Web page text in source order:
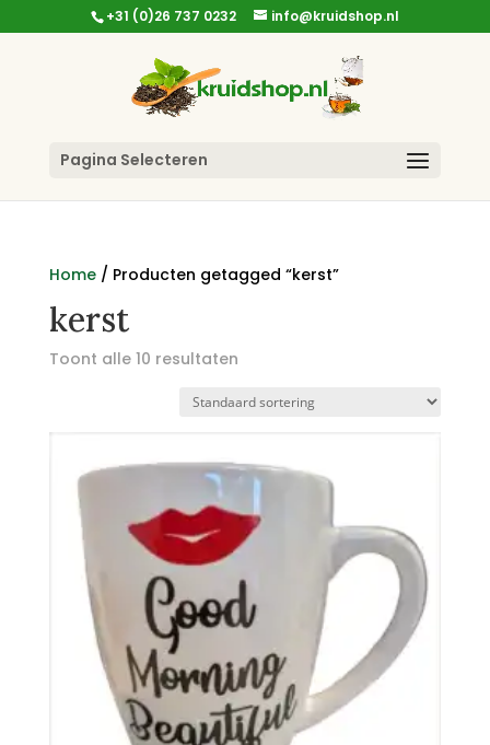
+31 (0)26 737 0232 info@kruidshop.nl
Pagina Selecteren
Home/ Producten getagged “kerst”
kerst
Toont alle 10 resultaten